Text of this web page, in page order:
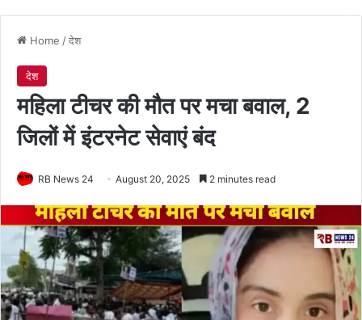
Home /देश
देश
महिला टीचर की मौत पर मचा बवाल, 2
जिलों में इंटरनेट सेवाएं बंद
RB News 24 August 20, 2025 2 minutes read